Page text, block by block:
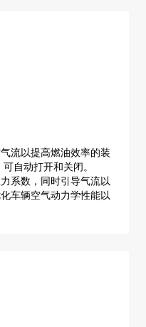
流以提高燃油效率的装
自动打开和关闭。
系数，同时引导气流以
车辆空气动力学性能以